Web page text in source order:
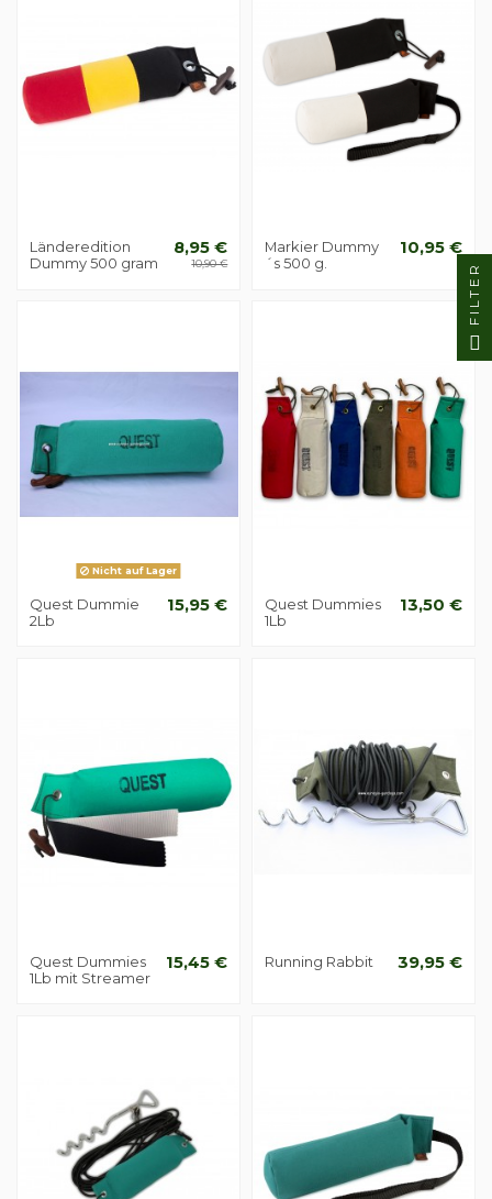
Länderedition
Dummy 500 gram
8,95 €
10,90 €
Markier Dummy
´s 500 g.
10,95 €
Nicht auf Lager
Quest Dummie
2Lb
15,95 €
Quest Dummies
1Lb
13,50 €
Quest Dummies
1Lb mit Streamer
15,45 € Running Rabbit 39,95 €
FILTER